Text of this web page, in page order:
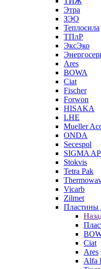
Этра
ЗЭО
Теплосила
ТПлР
ЭксЭко
Ares
BOWA
Ciat
Fischer
Forwon
HISAKA
LHE
Mueller
ONDA
Secespol
SIGMA
Stokvis
Tetra Pak
Vicarb
Zilmet
Пластины
Ciat
Ares
Alfa